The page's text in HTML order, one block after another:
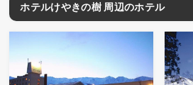
ホテルけやきの樹 周辺のホテル